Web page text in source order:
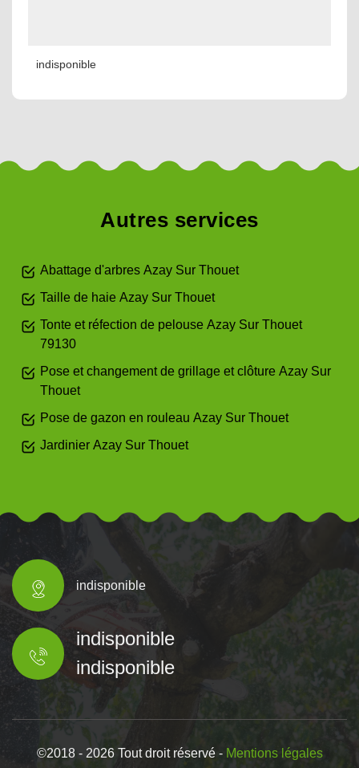
indisponible
Autres services
Abattage d'arbres Azay Sur Thouet
Taille de haie Azay Sur Thouet
Tonte et réfection de pelouse Azay Sur Thouet
79130
Pose et changement de grillage et clôture Azay Sur
Thouet
Pose de gazon en rouleau Azay Sur Thouet
Jardinier Azay Sur Thouet
indisponible
indisponible
indisponible
©2018 - 2026 Tout droit réservé - Mentions légales